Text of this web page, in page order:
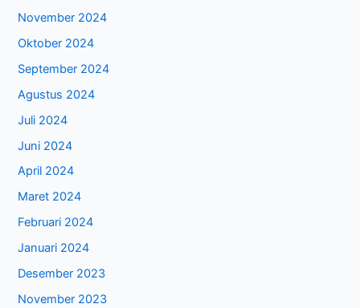
November 2024
Oktober 2024
September 2024
Agustus 2024
Juli 2024
Juni 2024
April 2024
Maret 2024
Februari 2024
Januari 2024
Desember 2023
November 2023